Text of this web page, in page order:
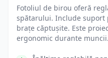
Fotoliul de birou oferă
spătarului. Include
brațe căptușite. Este
ergonomic durante muncii.